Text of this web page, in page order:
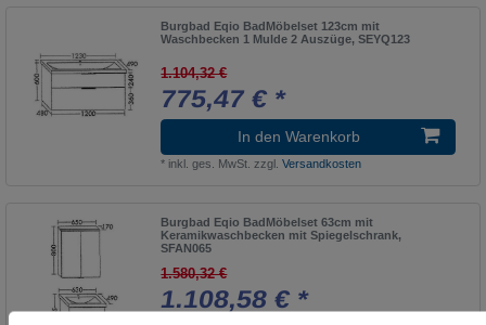
Burgbad Eqio BadMöbelset 123cm mit
Waschbecken 1 Mulde 2 Auszüge, SEYQ123
1.104,32 €
775,47 € *
In den Warenkorb
* inkl. ges. MwSt. zzgl.Versandkosten
Burgbad Eqio BadMöbelset 63cm mit
Keramikwaschbecken mit Spiegelschrank,
SFAN065
1.580,32 €
1.108,58 € *